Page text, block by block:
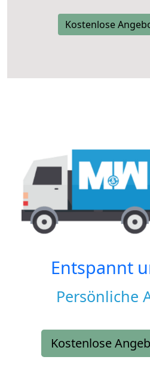
Kostenlose
Entspannt
Persönliche
Kostenlose